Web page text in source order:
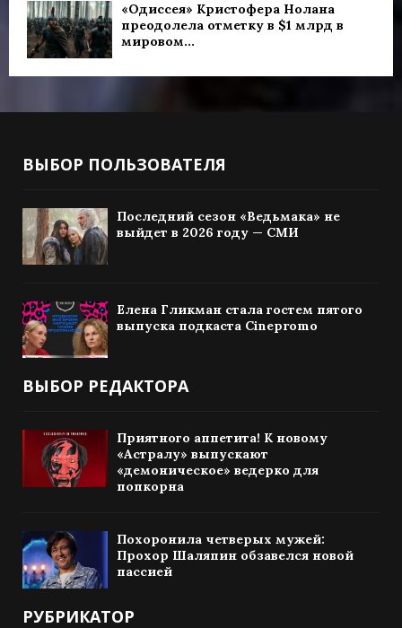
«Одиссея» Кристофера Нолана
преодолела отметку в $1 млрд в
мировом...
ВЫБОР ПОЛЬЗОВАТЕЛЯ
Последний сезон «Ведьмака» не
выйдет в 2026 году — СМИ
Елена Гликман стала гостем пятого
выпуска подкаста Cinepromo
ВЫБОР РЕДАКТОРА
Приятного аппетита! К новому
«Астралу» выпускают
«демоническое» ведерко для
попкорна
Похоронила четверых мужей:
Прохор Шаляпин обзавелся новой
пассией
РУБРИКАТОР